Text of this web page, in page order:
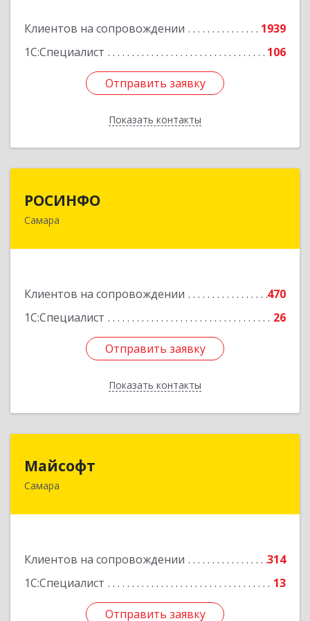
Клиентов на сопровождении
1939
1С:Специалист
106
Отправить заявку
Показать контакты
Отправить заявку
Назад
РОСИНФО
Самара
Клиентов на сопровождении
470
1С:Специалист
26
Отправить заявку
Показать контакты
443069, Самарская обл, Самара г, Авроры ул,
Отправить заявку
Назад
Майсофт
Самара
Клиентов на сопровождении
314
1С:Специалист
13
Отправить заявку
443076, Самарская обл, Самара г, Партизанская
Отправить заявку